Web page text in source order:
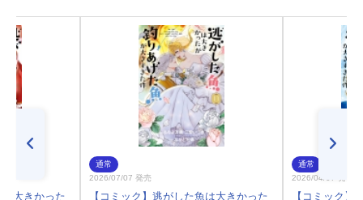
大きかった
通常
2026/07/07 発売
【コミック】逃がした魚は大きかった
通常
2026/04/07 発売
【コミック】